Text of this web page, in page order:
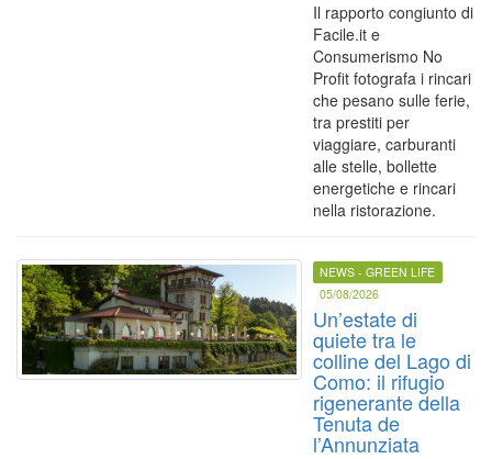
Il rapporto congiunto di
Facile.it e
Consumerismo No
Profit fotografa i rincari
che pesano sulle ferie,
tra prestiti per
viaggiare, carburanti
alle stelle, bollette
energetiche e rincari
nella ristorazione.
NEWS - GREEN LIFE
05/08/2026
Un’estate di
quiete tra le
colline del Lago di
Como: il rifugio
rigenerante della
Tenuta de
l’Annunziata